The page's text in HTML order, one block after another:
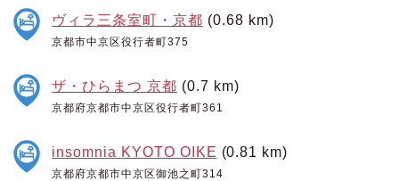
ヴィラ三条室町・京都 (0.68 km)
京都市中京区役行者町375
ザ・ひらまつ 京都 (0.7 km)
京都府京都市中京区役行者町361
insomnia KYOTO OIKE (0.81 km)
京都府京都市中京区御池之町314